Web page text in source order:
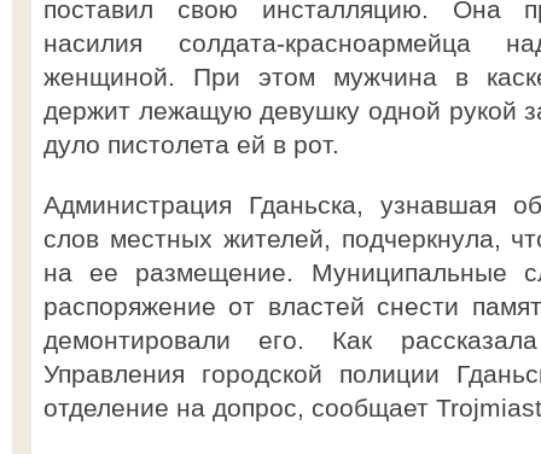
поставил свою инсталляцию. Она
насилия солдата-красноармейца
женщиной. При этом мужчина в
держит лежащую девушку одной рукой
дуло пистолета ей в рот.
Администрация Гданьска, узнавшая
слов местных жителей, подчеркнула,
на ее размещение. Муниципальные
распоряжение от властей снести
демонтировали его. Как
Управления городской полиции
отделение на допрос, сообщает